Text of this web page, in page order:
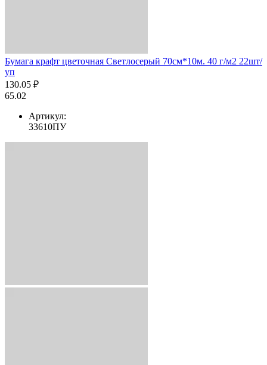
Бумага крафт цветочная Светлосерый 70см*10м. 40 г/м2 22шт/
уп
130.05 ₽
65.02
Артикул:
33610ПУ